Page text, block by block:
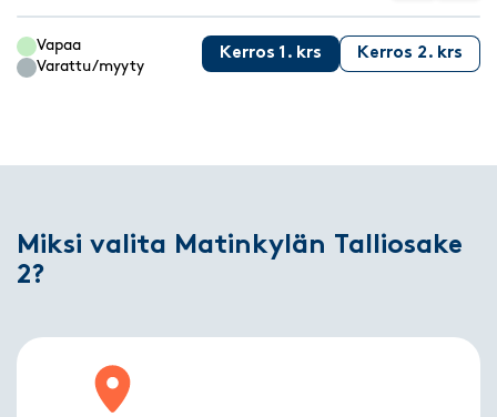
Vapaa
Varattu/myyty
Kerros 1. krs Kerros 2. krs
Miksi valita Matinkylän Talliosake
2?